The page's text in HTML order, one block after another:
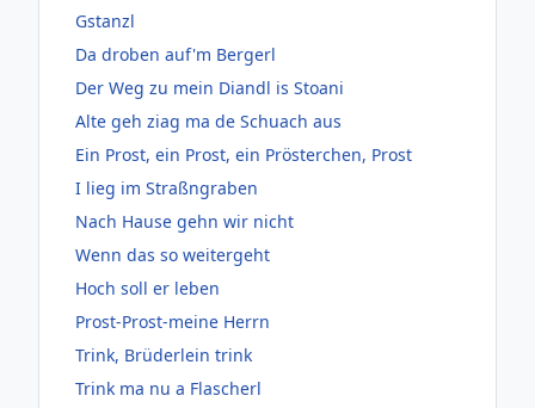
Gstanzl
Da droben auf'm Bergerl
Der Weg zu mein Diandl is Stoani
Alte geh ziag ma de Schuach aus
Ein Prost, ein Prost, ein Prösterchen, Prost
I lieg im Straßngraben
Nach Hause gehn wir nicht
Wenn das so weitergeht
Hoch soll er leben
Prost-Prost-meine Herrn
Trink, Brüderlein trink
Trink ma nu a Flascherl